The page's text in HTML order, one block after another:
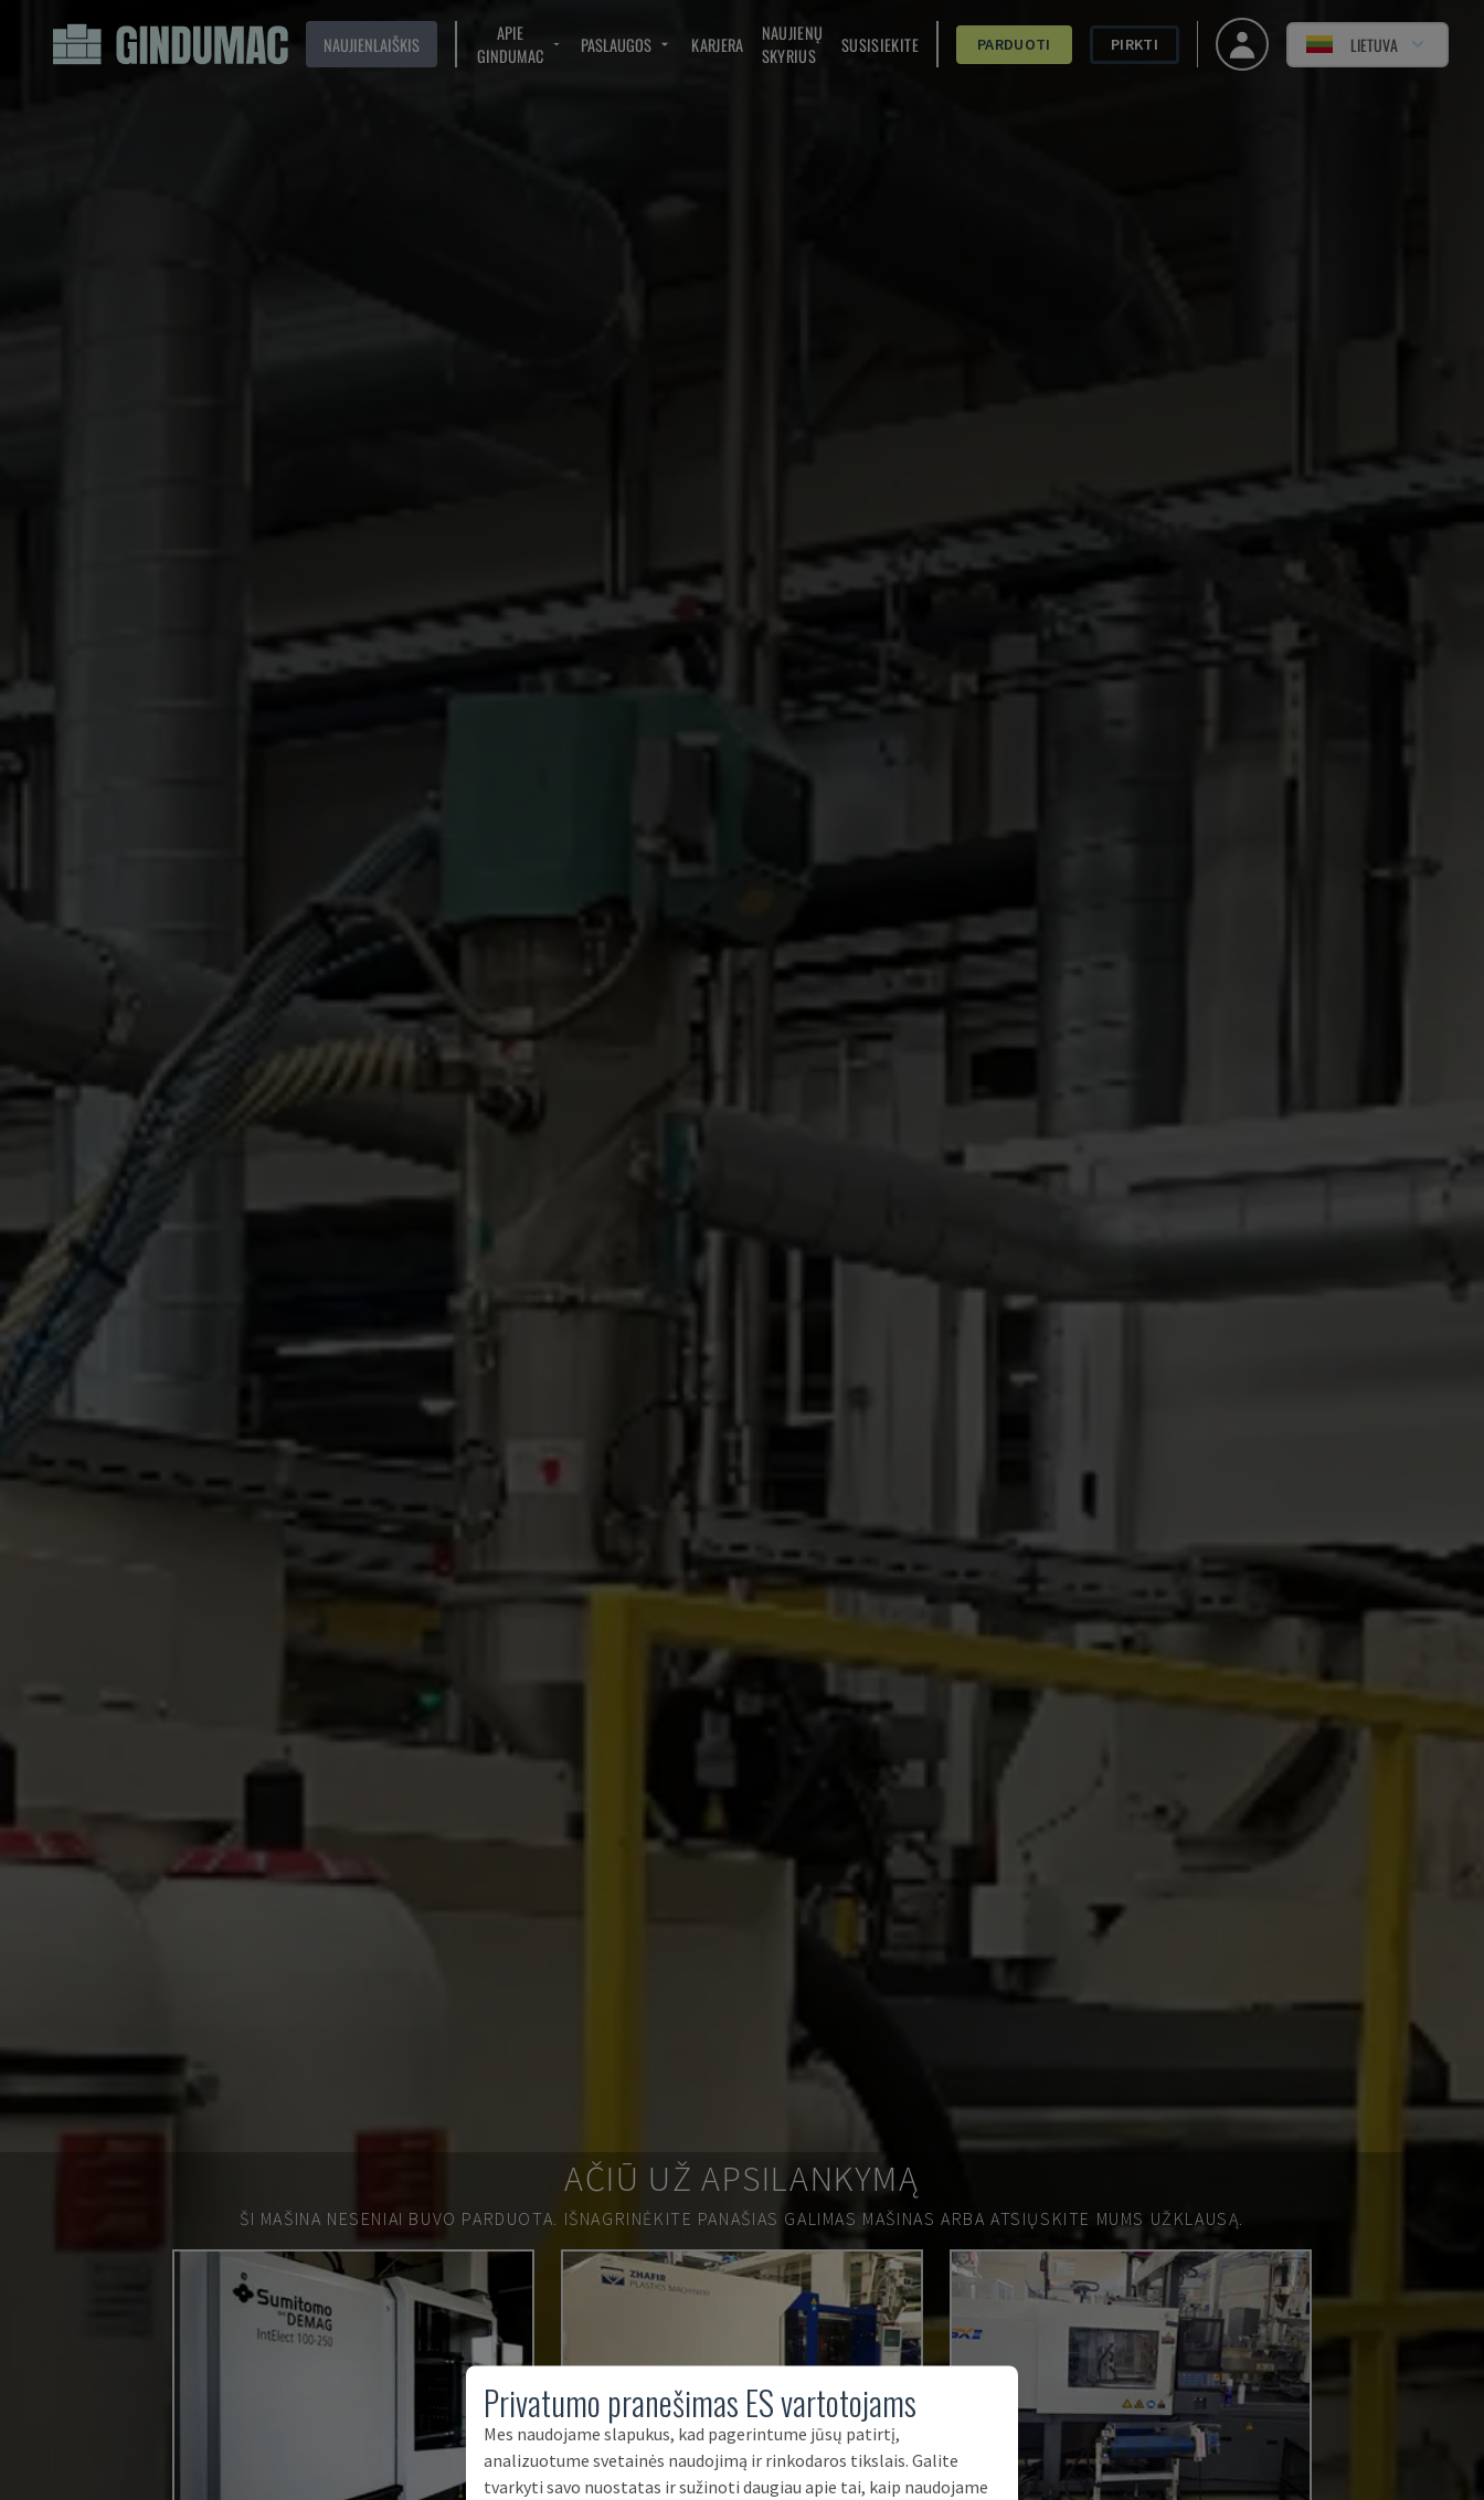
NAUJIENLAIŠKIS
APIE
GINDUMAC
PASLAUGOS KARJERA
NAUJIENŲ
SKYRIUS
SUSISIEKITE PARDUOTI PIRKTI LIETUVA
AČIŪ UŽ APSILANKYMĄ
ŠI MAŠINA NESENIAI BUVO PARDUOTA. IŠNAGRINĖKITE PANAŠIAS GALIMAS MAŠINAS ARBA ATSIŲSKITE MUMS UŽKLAUSĄ.
Privatumo pranešimas ES vartotojams
Mes naudojame slapukus, kad pagerintume jūsų patirtį,
analizuotume svetainės naudojimą ir rinkodaros tikslais. Galite
tvarkyti savo nuostatas ir sužinoti daugiau apie tai, kaip naudojame